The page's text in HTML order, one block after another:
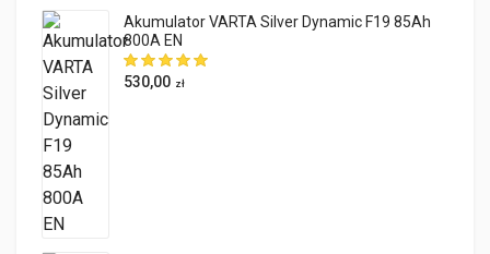
Akumulator VARTA Silver Dynamic F19 85Ah
800A EN
530,00 zł